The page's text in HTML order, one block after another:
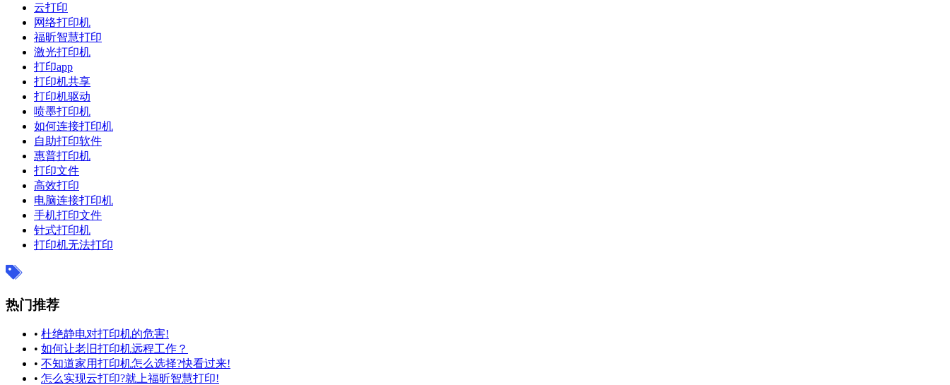
云打印
网络打印机
福昕智慧打印
激光打印机
打印app
打印机共享
打印机驱动
喷墨打印机
如何连接打印机
自助打印软件
惠普打印机
打印文件
高效打印
电脑连接打印机
手机打印文件
针式打印机
打印机无法打印
热门推荐
• 杜绝静电对打印机的危害!
• 如何让老旧打印机远程工作？
• 不知道家用打印机怎么选择?快看过来!
• 怎么实现云打印?就上福昕智慧打印!